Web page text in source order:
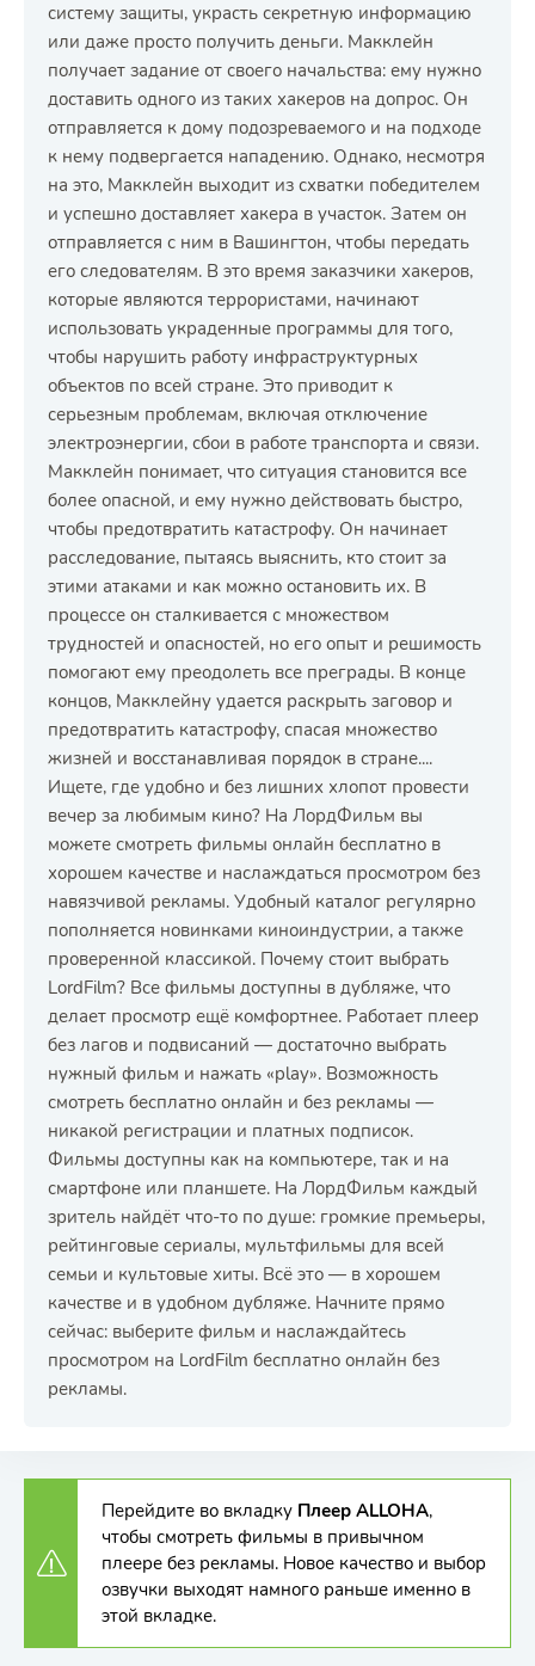
систему защиты, украсть секретную информацию
или даже просто получить деньги. Макклейн
получает задание от своего начальства: ему нужно
доставить одного из таких хакеров на допрос. Он
отправляется к дому подозреваемого и на подходе
к нему подвергается нападению. Однако, несмотря
на это, Макклейн выходит из схватки победителем
и успешно доставляет хакера в участок. Затем он
отправляется с ним в Вашингтон, чтобы передать
его следователям. В это время заказчики хакеров,
которые являются террористами, начинают
использовать украденные программы для того,
чтобы нарушить работу инфраструктурных
объектов по всей стране. Это приводит к
серьезным проблемам, включая отключение
электроэнергии, сбои в работе транспорта и связи.
Макклейн понимает, что ситуация становится все
более опасной, и ему нужно действовать быстро,
чтобы предотвратить катастрофу. Он начинает
расследование, пытаясь выяснить, кто стоит за
этими атаками и как можно остановить их. В
процессе он сталкивается с множеством
трудностей и опасностей, но его опыт и решимость
помогают ему преодолеть все преграды. В конце
концов, Макклейну удается раскрыть заговор и
предотвратить катастрофу, спасая множество
жизней и восстанавливая порядок в стране....
Ищете, где удобно и без лишних хлопот провести
вечер за любимым кино? На ЛордФильм вы
можете смотреть фильмы онлайн бесплатно в
хорошем качестве и наслаждаться просмотром без
навязчивой рекламы. Удобный каталог регулярно
пополняется новинками киноиндустрии, а также
проверенной классикой. Почему стоит выбрать
LordFilm? Все фильмы доступны в дубляже, что
делает просмотр ещё комфортнее. Работает плеер
без лагов и подвисаний — достаточно выбрать
нужный фильм и нажать «play». Возможность
смотреть бесплатно онлайн и без рекламы —
никакой регистрации и платных подписок.
Фильмы доступны как на компьютере, так и на
смартфоне или планшете. На ЛордФильм каждый
зритель найдёт что-то по душе: громкие премьеры,
рейтинговые сериалы, мультфильмы для всей
семьи и культовые хиты. Всё это — в хорошем
качестве и в удобном дубляже. Начните прямо
сейчас: выберите фильм и наслаждайтесь
просмотром на LordFilm бесплатно онлайн без
рекламы.
Перейдите во вкладку Плеер ALLOHA,
чтобы смотреть фильмы в привычном
плеере без рекламы. Новое качество и выбор
озвучки выходят намного раньше именно в
этой вкладке.